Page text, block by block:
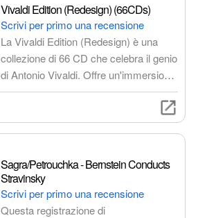
Vivaldi Edition (Redesign) (66CDs)
Scrivi per primo una recensione
La Vivaldi Edition (Redesign) è una
collezione di 66 CD che celebra il genio
di Antonio Vivaldi. Offre un'immersione
completa nel suo repertorio, dai
conosciute, con interpretazioni di artisti
Sagra/Petrouchka - Bernstein Conducts
Stravinsky
Scrivi per primo una recensione
Questa registrazione di